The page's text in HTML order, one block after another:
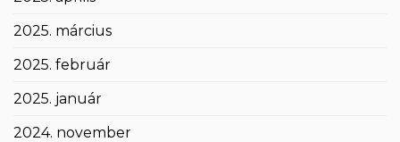
2025. március
2025. február
2025. január
2024. november